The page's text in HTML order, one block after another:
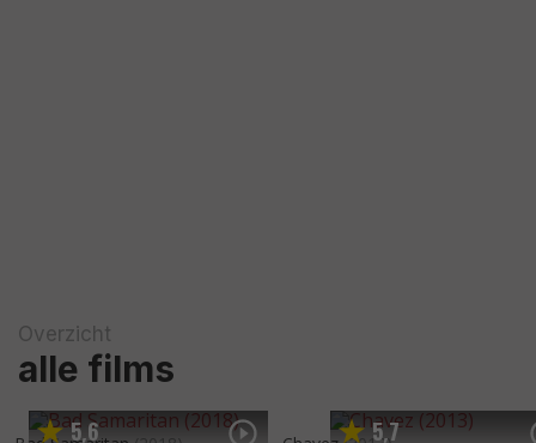
Overzicht
alle films
5,6 5,7